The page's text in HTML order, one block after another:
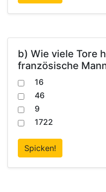
b) Wie viele Tore
französische
16
46
9
1722
Spicken!